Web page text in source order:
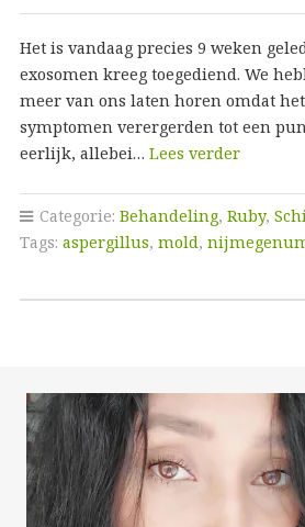
Het is vandaag precies 9 weken
exosomen kreeg toegediend. We
meer van ons laten horen omdat
symptomen verergerden tot een
eerlijk, allebei… Lees verder
Categorie: Behandeling, Ruby,
Tags: aspergillus, mold,